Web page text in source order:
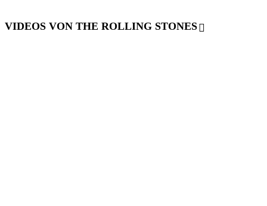
VIDEOS VON THE ROLLING STONES